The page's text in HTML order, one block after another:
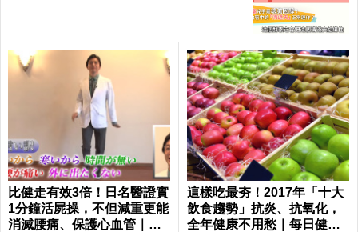
比健走有效3倍！日名醫證實
1分鐘活屍操，不但減重更能
消滅腰痛、保護心血管｜每
這樣吃最夯！2017年「十大
飲食趨勢」抗炎、抗氧化，
全年健康不用愁｜每日健康